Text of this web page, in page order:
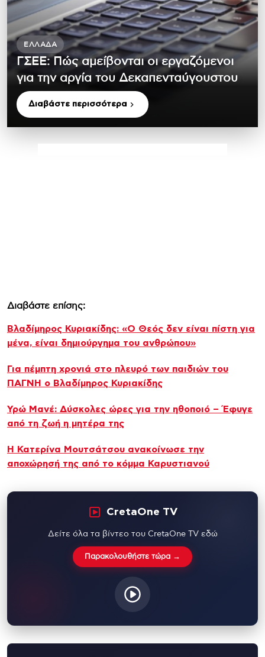
ΕΛΛΆΔΑ
ΓΣΕΕ: Πώς αμείβονται οι εργαζόμενοι
για την αργία του Δεκαπενταύγουστου
Διαβάστε περισσότερα
Διαβάστε επίσης:
Βλαδίμηρος Κυριακίδης: «Ο Θεός δεν είναι πίστη για
μένα, είναι δημιούργημα του ανθρώπου»
Για πέμπτη χρονιά στο πλευρό των παιδιών του
ΠΑΓΝΗ ο Βλαδίμηρος Κυριακίδης
Υρώ Μανέ: Δύσκολες ώρες για την ηθοποιό – Έφυγε
από τη ζωή η μητέρα της
Η Κατερίνα Μουτσάτσου ανακοίνωσε την
αποχώρησή της από το κόμμα Καρυστιανού
CretaOne TV
Δείτε όλα τα βίντεο του CretaOne TV εδώ
Παρακολουθήστε τώρα →